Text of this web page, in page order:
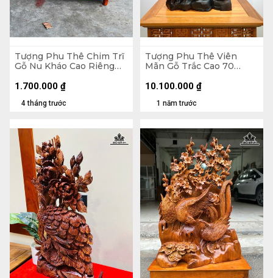
Tượng Phu Thê Chim Trĩ
Gỗ Nu Kháo Cao Riêng
8 (cm)
4 tháng trước
1.700.000 ₫
Tượng Phu Thê Viên
Mãn Gỗ Trắc Cao 70
1 năm trước
10.100.000 ₫